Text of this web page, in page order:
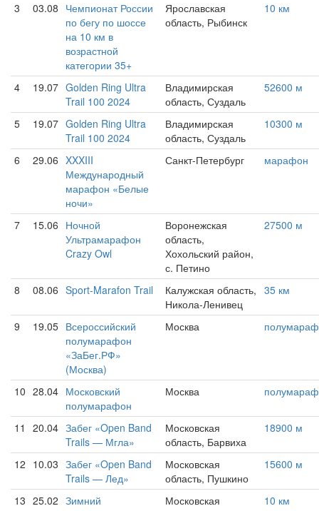
3 03.08 Чемпионат России
по бегу по шоссе
на 10 км в
возрастной
категории 35+
Ярославская
область, Рыбинск
10 км
4 19.07 Golden Ring Ultra
Trail 100 2024
Владимирская
область, Суздаль
52600 м
5 19.07 Golden Ring Ultra
Trail 100 2024
Владимирская
область, Суздаль
10300 м
6 29.06 XXXIII
Международный
марафон «Белые
ночи»
Санкт-Петербург марафон
7 15.06 Ночной
Ультрамарафон
Crazy Owl
Воронежская
область,
Хохольский район,
с. Петино
27500 м
8 08.06 Sport-Marafon Trail
Калужская область,
Никола-Ленивец
35 км
9 19.05 Всероссийский
полумарафон
«ЗаБег.РФ»
(Москва)
Москва
10 28.04 Московский
полумарафон
Москва
11 20.04 Забег «Open Band
Trails — Мгла»
Московская
область, Барвиха
18900 м
12 10.03 Забег «Open Band
Trails — Лед»
Московская
область, Пушкино
15600 м
13 25.02 Зимний
Московская
10 км